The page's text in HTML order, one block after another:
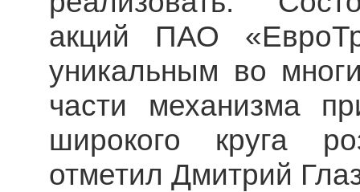
акций ПАО
уникальным во
части механизма
широкого круга
отметил Дмитрий